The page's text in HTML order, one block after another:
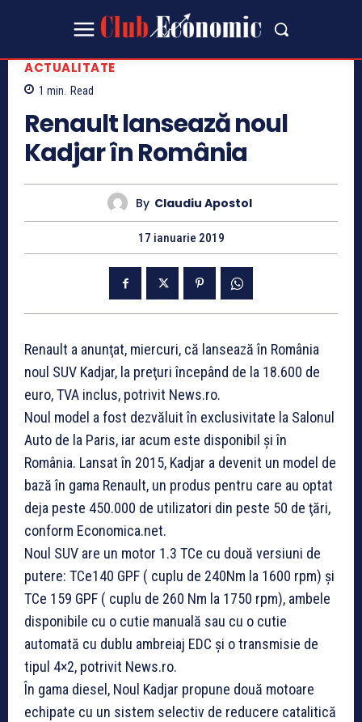
ACTUALITATE
1 min. Read
Renault lansează noul
Kadjar în România
By Claudiu Apostol
17 ianuarie 2019
Renault a anunţat, miercuri, că lansează în România
noul SUV Kadjar, la preţuri începând de la 18.600 de
euro, TVA inclus, potrivit News.ro.
Noul model a fost dezvăluit în exclusivitate la Salonul
Auto de la Paris, iar acum este disponibil şi în
România. Lansat în 2015, Kadjar a devenit un model de
bază în gama Renault, un produs pentru care au optat
deja peste 450.000 de utilizatori din peste 50 de ţări,
conform Economica.net.
Noul SUV are un motor 1.3 TCe cu două versiuni de
putere: TCe140 GPF ( cuplu de 240Nm la 1600 rpm) şi
TCe 159 GPF ( cuplu de 260 Nm la 1750 rpm), ambele
disponibile cu o cutie manuală sau cu o cutie
automată cu dublu ambreiaj EDC şi o transmisie de
tipul 4×2, potrivit News.ro.
În gama diesel, Noul Kadjar propune două motoare
echipate cu un sistem selectiv de reducere catalitică